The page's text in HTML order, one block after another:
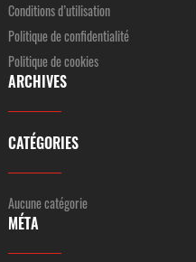
Conditions d’utilisation
Politique de confidentialité
Politique de cookies
ARCHIVES
CATÉGORIES
Aucune catégorie
MÉTA